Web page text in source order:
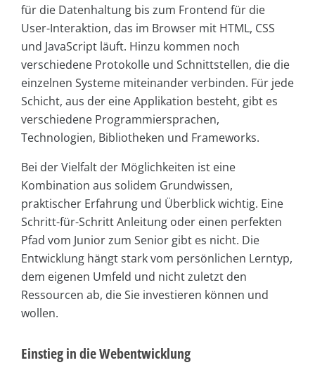
für die Datenhaltung bis zum Frontend für die
User-Interaktion, das im Browser mit HTML, CSS
und JavaScript läuft. Hinzu kommen noch
verschiedene Protokolle und Schnittstellen, die die
einzelnen Systeme miteinander verbinden. Für jede
Schicht, aus der eine Applikation besteht, gibt es
verschiedene Programmiersprachen,
Technologien, Bibliotheken und Frameworks.
Bei der Vielfalt der Möglichkeiten ist eine
Kombination aus solidem Grundwissen,
praktischer Erfahrung und Überblick wichtig. Eine
Schritt-für-Schritt Anleitung oder einen perfekten
Pfad vom Junior zum Senior gibt es nicht. Die
Entwicklung hängt stark vom persönlichen Lerntyp,
dem eigenen Umfeld und nicht zuletzt den
Ressourcen ab, die Sie investieren können und
wollen.
Einstieg in die Webentwicklung